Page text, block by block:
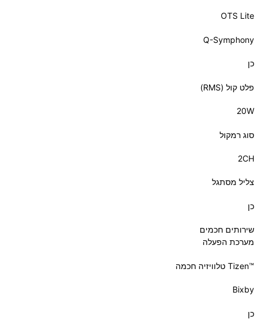
OTS Lite
Q-Symphony
כן
פלט קול (RMS)
‎20W‎
סוג רמקול
‎2CH‎
צליל מסתגל
כן
שירותים חכמים
מערכת הפעלה
‎Tizen™‎ טלוויזיה חכמה
Bixby
כן